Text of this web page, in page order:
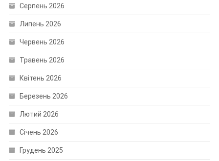
Серпень 2026
Липень 2026
Червень 2026
Травень 2026
Квітень 2026
Березень 2026
Лютий 2026
Січень 2026
Грудень 2025